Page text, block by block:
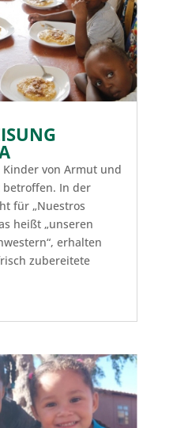
von Armut und
In der
für „Nuestros
heißt „unseren
erhalten
zubereitete